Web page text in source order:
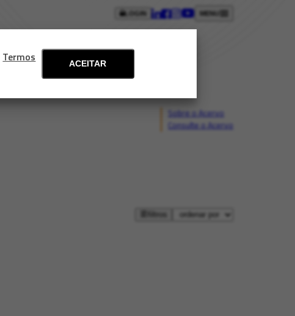
Termos
ACEITAR
LOGIN
Sobre o Acervo
Consulte o Acervo
filtros